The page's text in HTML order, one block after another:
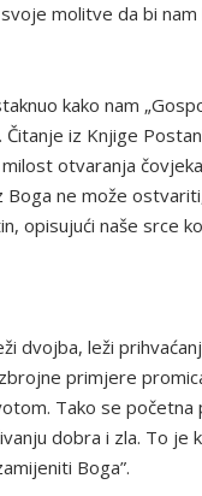
molitve da bi nam
kako nam
iz Knjige
otvaranja
ne može
opisujući naše srce
dvojba, leži
primjere
Tako se početna
dobra i zla. To je
Boga”.